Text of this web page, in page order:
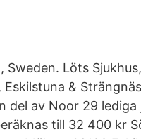
Sweden. Löts
&
del av Noor 29
till 32 400 kr